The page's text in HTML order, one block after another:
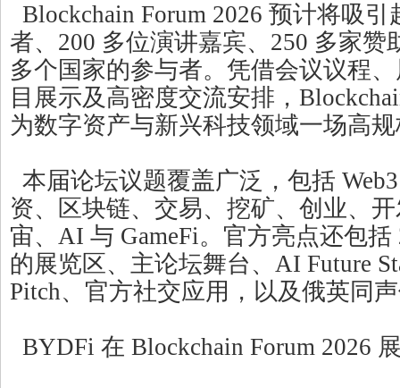
Blockchain Forum 2026 预计将吸引
者、200 多位演讲嘉宾、250 多家赞
多个国家的参与者。凭借会议议程
目展示及高密度交流安排，
为数字资产与新兴科技领域一场高
本届论坛议题覆盖广泛，包括
资、区块链、交易、挖矿、创业、
宙、AI 与 GameFi。官方亮点还包
的展览区、主论坛舞台、AI Future
Pitch、官方社交应用，以及俄英同
BYDFi 在 Blockchain Forum 2026